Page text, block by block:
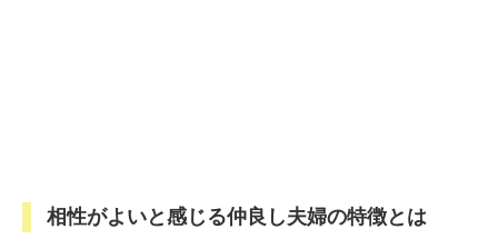
相性がよいと感じる仲良し夫婦の特徴とは